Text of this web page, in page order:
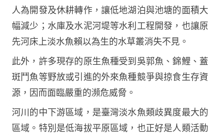
人為開發及休耕轉作，讓低地湖泊與池塘的面積大
幅減少；水庫及水泥河堤等水利工程開發，也讓原
先河床上淡水魚賴以為生的水草叢消失不見。
此外，許多現存的原生魚種受到吳郭魚、錦鯉、蓋
斑鬥魚等野放或引進的外來魚種競爭與掠食生存資
源，因而面臨嚴重的瀕危威脅。
河川的中下游區域，是臺灣淡水魚類歧異度最大的
區域。特別是低海拔平原區域，也正好是人類活動